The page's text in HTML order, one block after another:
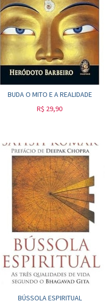
BUDA O MITO E A REALIDADE
R$ 29,90
BÚSSOLA ESPIRITUAL